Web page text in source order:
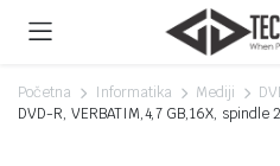
Početna Informatika Mediji
DVD-R, VERBATIM,4,7 GB,16X, spindle